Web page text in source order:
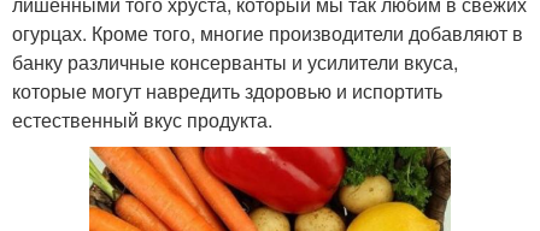
огурцах. Кроме того, многие производители добавляют в
банку различные консерванты и усилители вкуса,
которые могут навредить здоровью и испортить
естественный вкус продукта.